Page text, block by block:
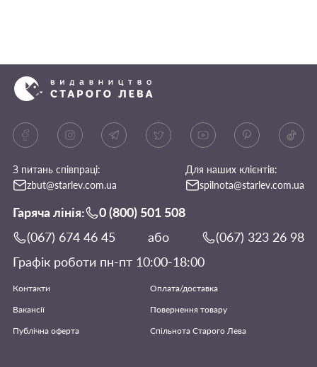
З питань співпраці:
zbut@starlev.com.ua
Для наших клієнтів:
spilnota@starlev.com.ua
Гаряча лінія:
0 (800) 501 508
(067) 674 46 45
або
(067) 323 26 98
Графік роботи пн-пт 10:00-18:00
Контакти
Оплата/доставка
Вакансії
Повернення товару
Публічна оферта
Спільнота Старого Лева